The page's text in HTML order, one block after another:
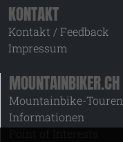
KONTAKT
Kontakt / Feedback
Impressum
MOUNTAINBIKER.CH
Mountainbike-Touren
Informationen